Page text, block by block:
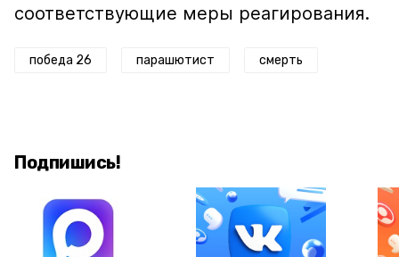
соответствующие меры реагирования.
победа 26 парашютист смерть
Подпишись!